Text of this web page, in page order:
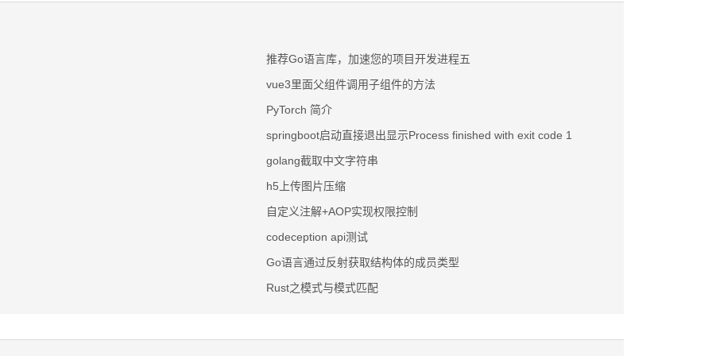
推荐Go语言库，加速您的项目开发进程五
vue3里面父组件调用子组件的方法
PyTorch 简介
springboot启动直接退出显示Process finished with exit code 1
golang截取中文字符串
h5上传图片压缩
自定义注解+AOP实现权限控制
codeception api测试
Go语言通过反射获取结构体的成员类型
Rust之模式与模式匹配